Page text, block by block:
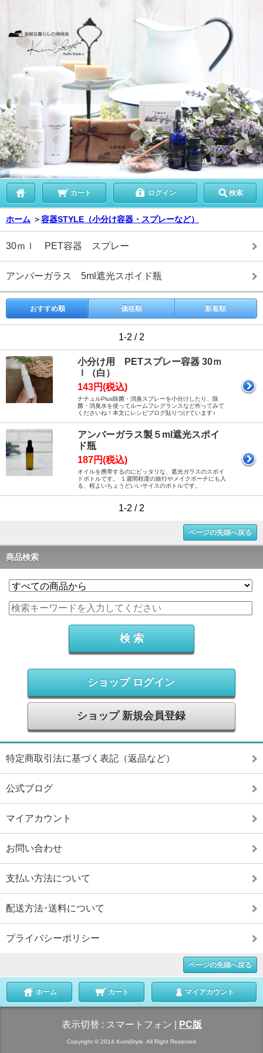
カート ログイン 検索
ホーム ＞容器STYLE（小分け容器・スプレーなど）
30ｍｌ PET容器 スプレー
アンバーガラス 5ml遮光スポイド瓶
おすすめ順 価格順 新着順
1-2 / 2
小分け用 PETスプレー容器 30ｍ
ｌ（白）
143円(税込)
ナチュルPlus除菌・消臭スプレーを小分けしたり、除
菌・消臭水を使ってルームフレグランスなど作ってみて
くださいね！本文にレシピブログ貼りつけています♪
アンバーガラス製５ml遮光スポイ
ド瓶
187円(税込)
オイルを携帯するのにピッタリな、遮光ガラスのスポイ
ドボトルです。 １週間程度の旅行やメイクポーチにも入
る、程よいちょうどいいサイスのボトルです。
1-2 / 2
ページの先頭へ戻る
商品検索
ショップ ログイン
ショップ 新規会員登録
特定商取引法に基づく表記（返品など）
公式ブログ
マイアカウント
お問い合わせ
支払い方法について
配送方法･送料について
プライバシーポリシー
ページの先頭へ戻る
ホーム カート マイアカウント
表示切替 : スマートフォン PC版
Copyright © 2014 KumiStyle. All Right Rezerved